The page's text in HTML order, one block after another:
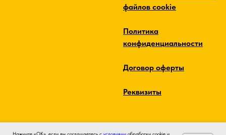
Нажмите «ОК», если вы соглашаетесь с условиями обработки cookie и
файлов cookie
Политика
конфиденциальности
Договор оферты
Реквизиты